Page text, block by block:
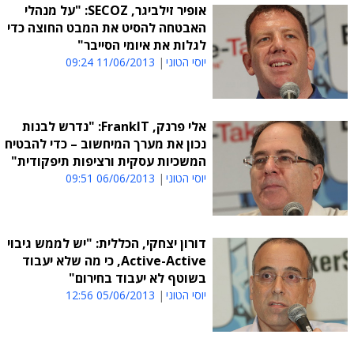
אופיר זילביגר, SECOZ: "על מנהלי
האבטחה להסיט את המבט החוצה כדי
לגלות את איומי הסייבר"
יוסי הטוני 11/06/2013 09:24
אלי פרנק, FrankIT: "נדרש לבנות
נכון את מערך המיחשוב – כדי להבטיח
המשכיות עסקית ורציפות תיפקודית"
יוסי הטוני 06/06/2013 09:51
דורון יצחקי, הכללית: "יש לממש גיבוי
Active-Active, כי מה שלא יעבוד
בשוטף לא יעבוד בחירום"
יוסי הטוני 05/06/2013 12:56